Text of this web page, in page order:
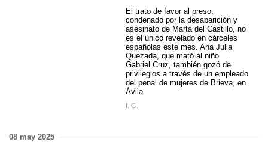
El trato de favor al preso,
condenado por la desaparición y
asesinato de Marta del Castillo, no
es el único revelado en cárceles
españolas este mes. Ana Julia
Quezada, que mató al niño
Gabriel Cruz, también gozó de
privilegios a través de un empleado
del penal de mujeres de Brieva, en
Ávila
I. G.
08 may 2025